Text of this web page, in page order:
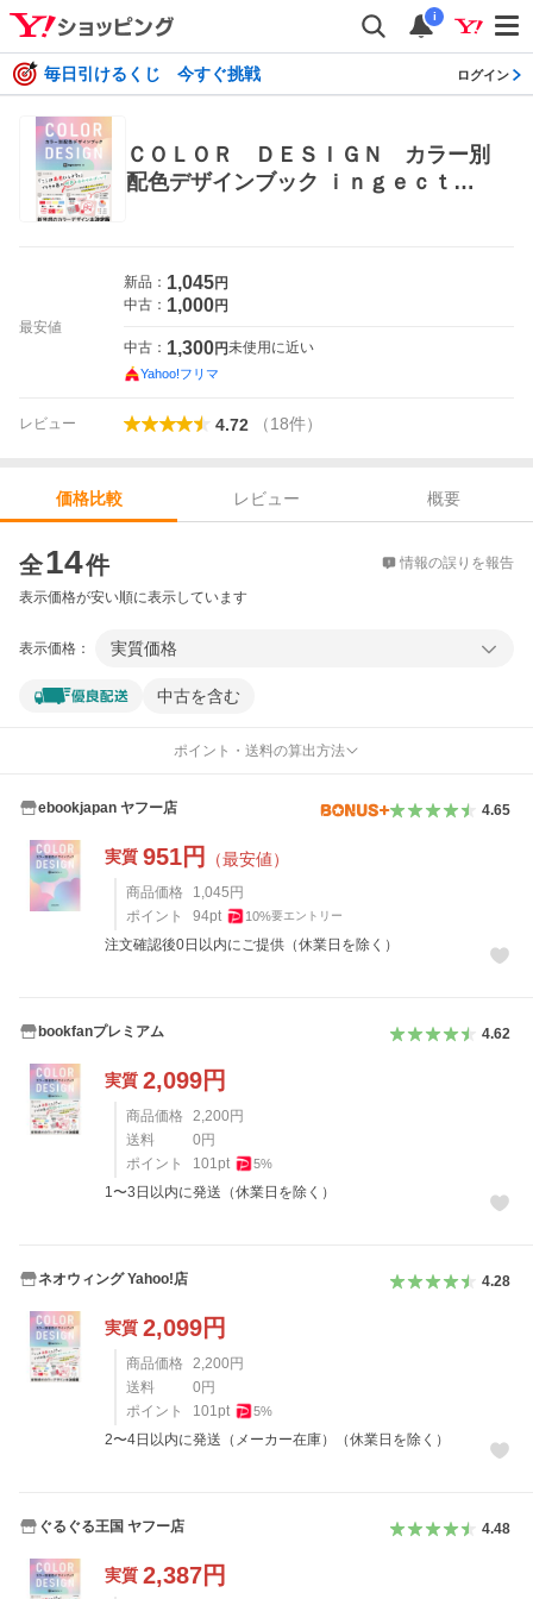
i
毎日引けるくじ 今すぐ挑戦 ログイン
ＣＯＬＯＲ ＤＥＳＩＧＮ カラー別
配色デザインブック ｉｎｇｅｃｔａ
最安値
新品： 1,045円
中古： 1,000円
中古： 1,300円未使用に近い
Yahoo!フリマ
レビュー 4.72 （18件）
価格比較 レビュー
概要
全14件 情報の誤りを報告
表示価格が安い順に表示しています
表示価格： 実質価格
中古を含む
ポイント・送料の算出方法
ebookjapan ヤフー店 4.65
実質 951円 （最安値）
商品価格 1,045 円
ポイント
94pt 10%要エントリー
注文確認後0日以内にご提供（休業日を除く）
bookfanプレミアム 4.62
実質 2,099円
商品価格 2,200 円
送料
0 円
ポイント
101pt 5%
1〜3日以内に発送（休業日を除く）
ネオウィング Yahoo!店 4.28
実質 2,099円
商品価格 2,200 円
送料
0 円
ポイント
101pt 5%
2〜4日以内に発送（メーカー在庫）（休業日を除く）
ぐるぐる王国 ヤフー店 4.48
実質 2,387円